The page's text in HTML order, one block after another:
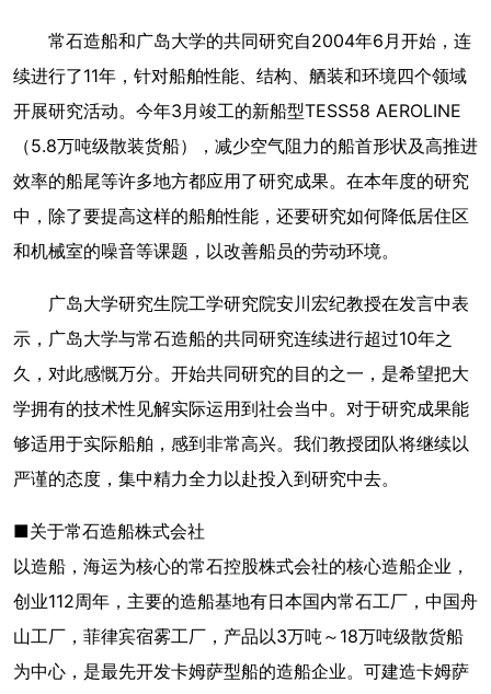
常石造船和广岛大学的共同研究自2004年6月开始，连
续进行了11年，针对船舶性能、结构、舾装和环境四个领域
开展研究活动。今年3月竣工的新船型TESS58 AEROLINE
（5.8万吨级散装货船），减少空气阻力的船首形状及高推进
效率的船尾等许多地方都应用了研究成果。在本年度的研究
中，除了要提高这样的船舶性能，还要研究如何降低居住区
和机械室的噪音等课题，以改善船员的劳动环境。
广岛大学研究生院工学研究院安川宏纪教授在发言中表
示，广岛大学与常石造船的共同研究连续进行超过10年之
久，对此感慨万分。开始共同研究的目的之一，是希望把大
学拥有的技术性见解实际运用到社会当中。对于研究成果能
够适用于实际船舶，感到非常高兴。我们教授团队将继续以
严谨的态度，集中精力全力以赴投入到研究中去。
■关于常石造船株式会社
以造船，海运为核心的常石控股株式会社的核心造船企业，
创业112周年，主要的造船基地有日本国内常石工厂，中国舟
山工厂，菲律宾宿雾工厂，产品以3万吨～18万吨级散货船
为中心，是最先开发卡姆萨型船的造船企业。可建造卡姆萨